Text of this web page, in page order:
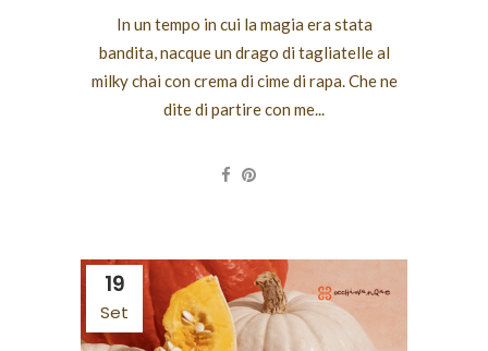
In un tempo in cui la magia era stata
bandita, nacque un drago di tagliatelle al
milky chai con crema di cime di rapa. Che ne
dite di partire con me...
19
Set